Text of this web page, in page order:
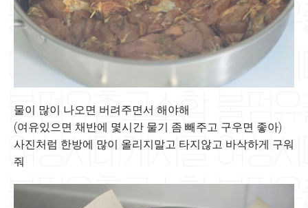
물이 많이 나오면 버려주면서 해야해
(여유있으면 채반에 몇시간 물기 좀 빼주고 구우면 좋아)
사진처럼 한방에 많이 올리지말고 타지않고 바삭하게 구워
줘